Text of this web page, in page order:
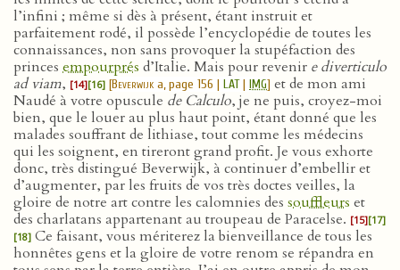
l’infini ; même si dès à présent, étant instruit et
parfaitement rodé, il possède l’encyclopédie de toutes les
connaissances, non sans provoquer la stupéfaction des
princes empourprés d’Italie. Mais pour revenir e diverticulo
ad viam, [14][16] [Beverwijk a, page 156 | LAT| IMG] et de mon ami
Naudé à votre opuscule de Calculo, je ne puis, croyez-moi
bien, que le louer au plus haut point, étant donné que les
malades souffrant de lithiase, tout comme les médecins
qui les soignent, en tireront grand profit. Je vous exhorte
donc, très distingué Beverwijk, à continuer d’embellir et
d’augmenter, par les fruits de vos très doctes veilles, la
gloire de notre art contre les calomnies des souffleurs et
des charlatans appartenant au troupeau de Paracelse. [15][17]
[18] Ce faisant, vous mériterez la bienveillance de tous les
honnêtes gens et la gloire de votre renom se répandra en